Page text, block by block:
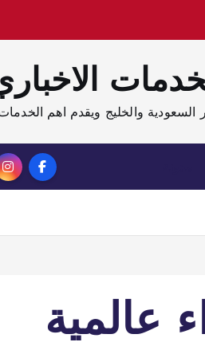
السعودية والخليج ويقدم اهم
عالمية